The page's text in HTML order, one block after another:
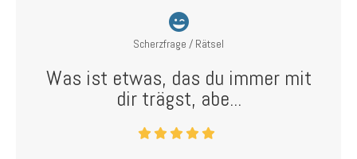
Scherzfrage / Rätsel
Was ist etwas, das du immer mit
dir trägst, abe...